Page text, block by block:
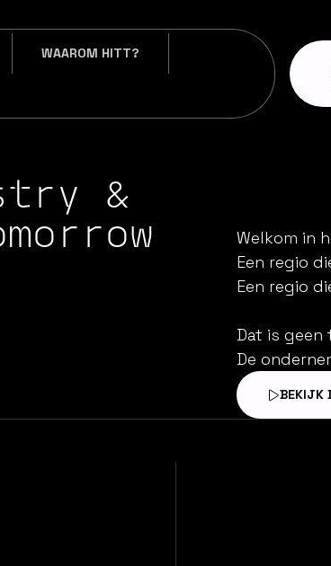
WAAROM HITT?
&
Welkom in
Een regio
Een regio
Dat is geen
De
BEKIJK